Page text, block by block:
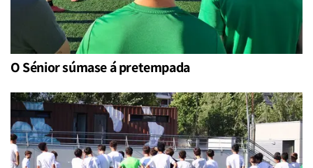
O Sénior súmase á pretempada